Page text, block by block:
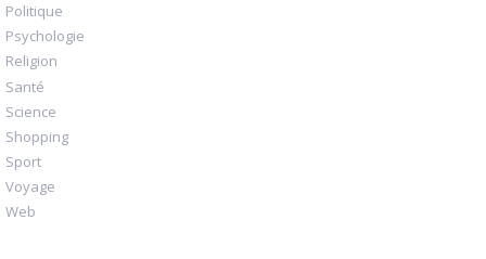
Politique
Psychologie
Religion
Santé
Science
Shopping
Sport
Voyage
Web